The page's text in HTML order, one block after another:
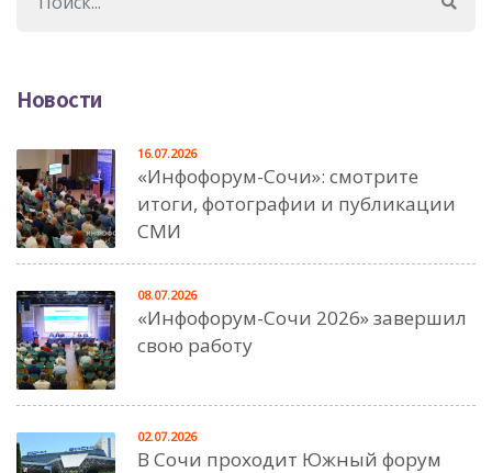
Новости
«Инфофорум-Сочи»: смотрите
итоги, фотографии и публикации
СМИ
16.07.2026
«Инфофорум-Сочи 2026» завершил
свою работу
08.07.2026
В Сочи проходит Южный форум
02.07.2026